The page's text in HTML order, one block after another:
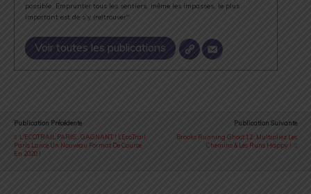
possible. Emprunter tous les sentiers, même les impasses, le plus
important est de s’y (re)trouver".
Voir toutes les publications
Publication Précédente
L'ECOTRAIL PARIS… GAGNANT ! L’EcoTrail
Paris Lance Un Nouveau Format De Course
En 2020 !
Publication Suivante
Brooks Running Ghost 12 : Multipliez Les
Chemins & Les Runs Happy !